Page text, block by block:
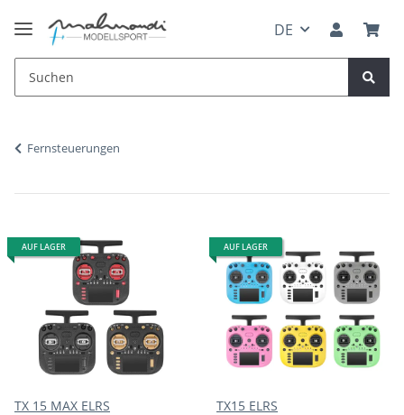
DE
Fernsteuerungen
AUF LAGER
TX 15 MAX ELRS
AUF LAGER
TX15 ELRS